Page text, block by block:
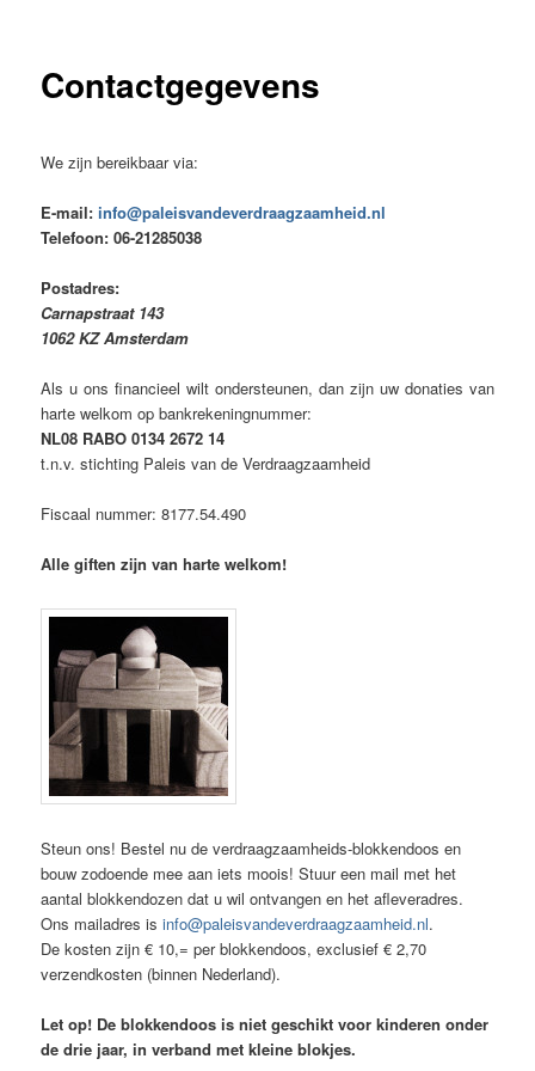
Contactgegevens
We zijn bereikbaar via:
E-mail:info@paleisvandeverdraagzaamheid.nl
Telefoon: 06-21285038
Postadres:
Carnapstraat 143
1062 KZ Amsterdam
Als u ons financieel wilt ondersteunen, dan zijn uw donaties van
harte welkom op bankrekeningnummer:
NL08 RABO 0134 2672 14
t.n.v. stichting Paleis van de Verdraagzaamheid
Fiscaal nummer: 8177.54.490
Alle giften zijn van harte welkom!
Steun ons! Bestel nu de verdraagzaamheids-blokkendoos en
bouw zodoende mee aan iets moois! Stuur een mail met het
aantal blokkendozen dat u wil ontvangen en het afleveradres.
Ons mailadres isinfo@paleisvandeverdraagzaamheid.nl.
De kosten zijn € 10,= per blokkendoos, exclusief € 2,70
verzendkosten (binnen Nederland).
Let op! De blokkendoos is niet geschikt voor kinderen onder
de drie jaar, in verband met kleine blokjes.